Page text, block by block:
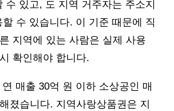
수 있고, 도 지역 거주자는 주소지
할 수 있습니다. 이 기준 때문에 직
지역에 있는 사람은 실제 사용
확인해야 합니다.
매출 30억 원 이하 소상공인 매
졌습니다. 지역사랑상품권은 지